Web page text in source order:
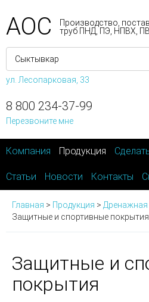
АОС
Производство,
труб ПНД, ПЭ, НПВХ,
ул. Лесопарковая, 33
8 800 234-37-99
Перезвоните мне
Компания Продукция
Статьи Новости Контакты
Главная > Продукция > Дренажная
Защитные и спортивные покрытия
Защитные и
покрытия